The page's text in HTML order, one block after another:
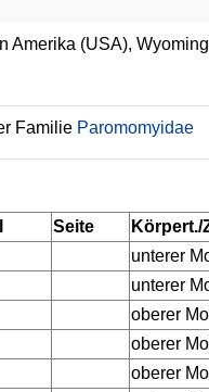
Amerika (USA),
Familie Paromomyidae
Seite Körpert./
unterer
unterer
oberer
oberer
oberer